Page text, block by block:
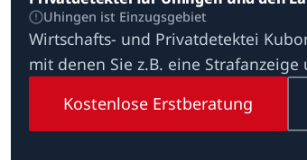
Uhingen ist Einzugsgebiet
Wirtschafts- und Privatdetektei
mit denen Sie z.B. eine
Kostenlose Erstberatung